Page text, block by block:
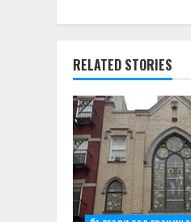
RELATED STORIES